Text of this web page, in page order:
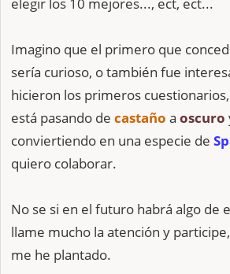
Imagino que el primero que
sería curioso, o también fue
hicieron los primeros
está pasando decastaño aoscuro
conviertiendo en una especie de
quiero colaborar.
No se si en el futuro habrá algo de
llame mucho la atención y
me he plantado.